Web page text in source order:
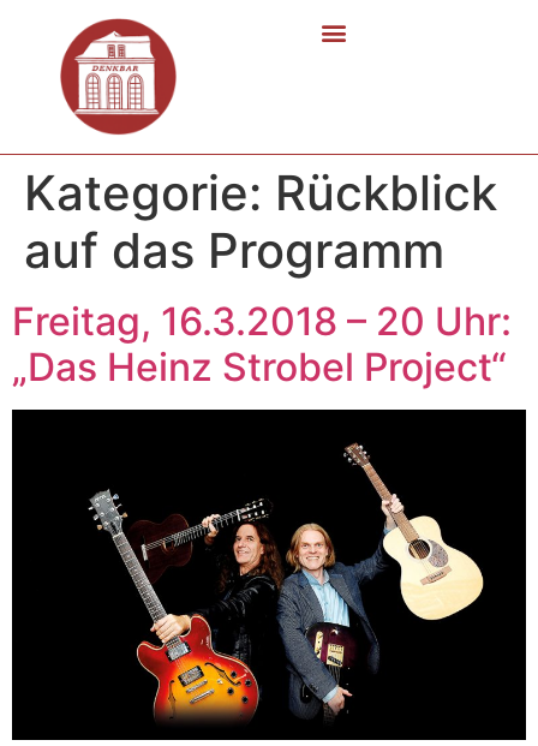
Kategorie: Rückblick
auf das Programm
Freitag, 16.3.2018 – 20 Uhr:
„Das Heinz Strobel Project“